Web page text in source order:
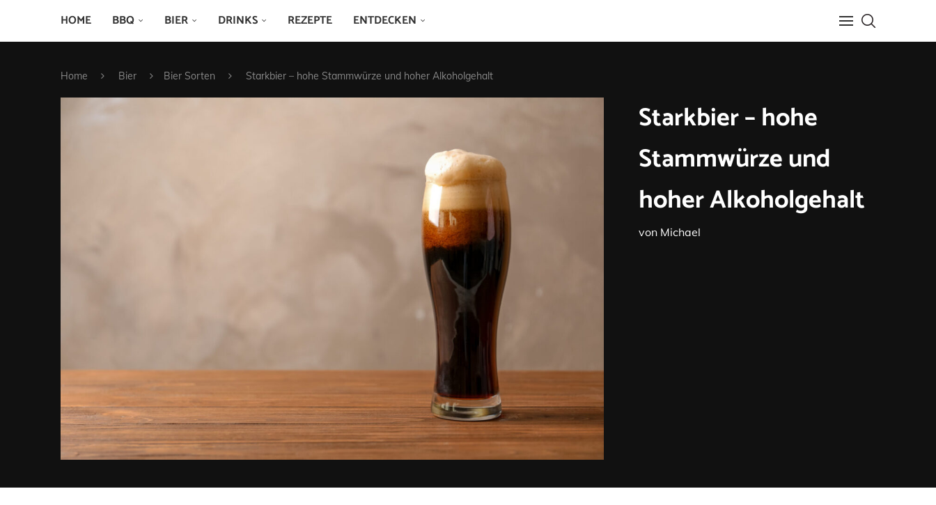
HOME BBQ BIER DRINKS REZEPTE ENTDECKEN
Home Bier Bier Sorten Starkbier – hohe Stammwürze und hoher Alkoholgehalt
Starkbier – hohe
Stammwürze und
hoher Alkoholgehalt
von Michael